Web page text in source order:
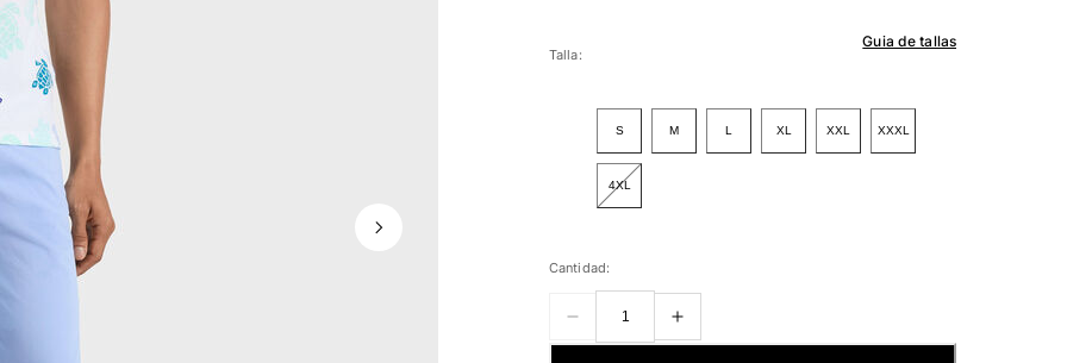
Guia de tallas
Talla:
S M L XL XXL XXXL
4XL
Cantidad: